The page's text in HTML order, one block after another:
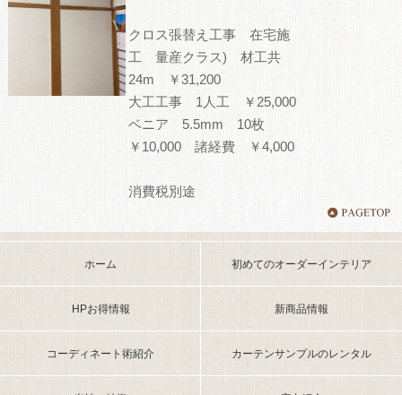
クロス張替え工事 在宅施
工 量産クラス) 材工共
24m ￥31,200
大工工事 1人工 ￥25,000
ベニア 5.5mm 10枚
￥10,000 諸経費 ￥4,000
消費税別途
ホーム 初めてのオーダーインテリア
HPお得情報 新商品情報
コーディネート術紹介 カーテンサンプルのレンタル